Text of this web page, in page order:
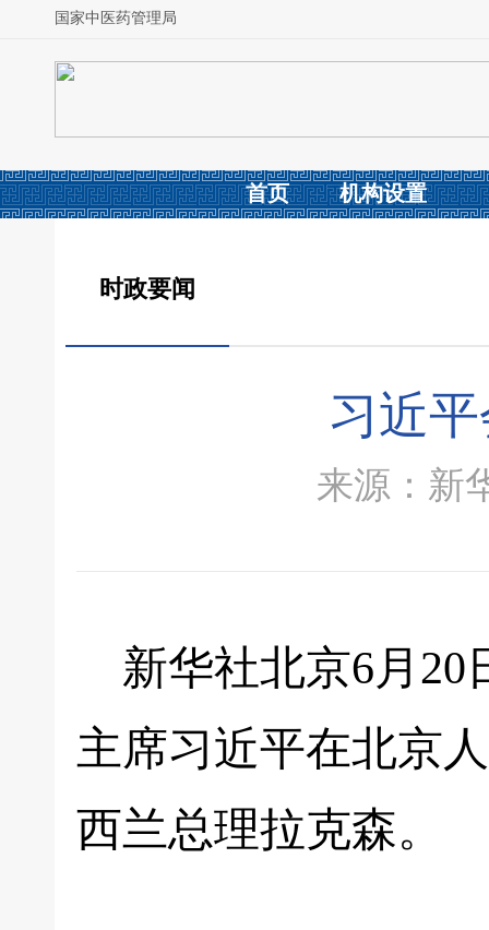
国家中医药管理局
首页 机构设置
时政要闻
习近
来源：新
新华社北京6月20
主席习近平在北京
西兰总理拉克森。